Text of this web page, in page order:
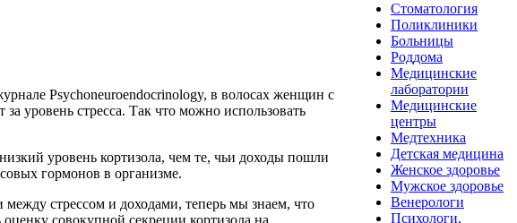
Psychoneuroendocrinology, в волосах женщин с
уровень стресса. Так что можно использовать
уровень кортизола, чем те, чьи доходы пошли
гормонов в организме.
между стрессом и доходами, теперь мы знаем, что
совокупной секреции кортизола на
Стоматология
Поликлиники
Больницы
Роддома
Медицинские
лаборатории
Медицинские
центры
Медтехника
Детская медицина
Женское здоровье
Мужское здоровье
Венерологи
Психологи,